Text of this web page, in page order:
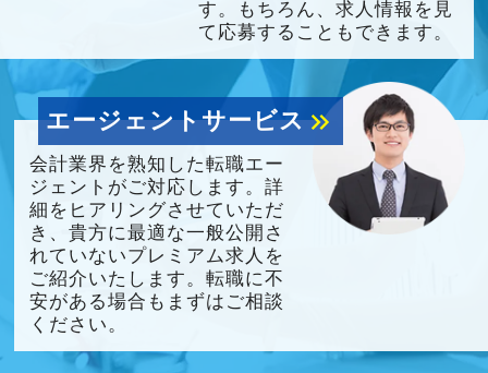
す。もちろん、求人情報を見
て応募することもできます。
エージェントサービスkeyboard_double_arrow_right
会計業界を熟知した転職エー
ジェントがご対応します。詳
細をヒアリングさせていただ
き、貴方に最適な一般公開さ
れていないプレミアム求人を
ご紹介いたします。転職に不
安がある場合もまずはご相談
ください。